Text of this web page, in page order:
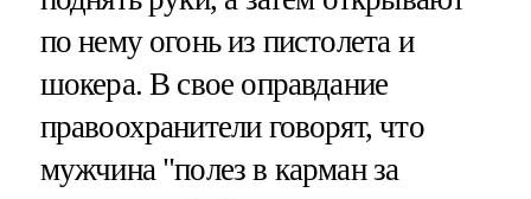
по нему огонь из пистолета и
шокера. В свое оправдание
правоохранители говорят, что
мужчина "полез в карман за